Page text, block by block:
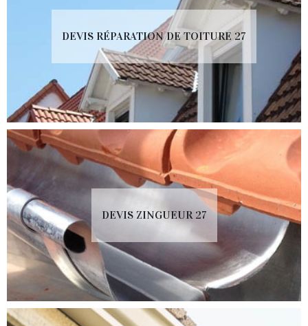
DEVIS RÉPARATION DE TOITURE 27
DEVIS ZINGUEUR 27